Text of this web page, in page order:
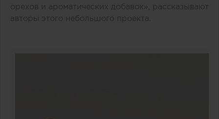
орехов и ароматических добавок», рассказывают
авторы этого небольшого проекта.